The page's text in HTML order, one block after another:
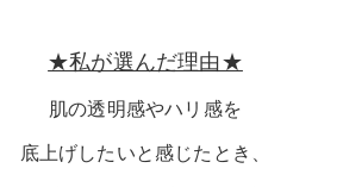
★私が選んだ理由★
肌の透明感やハリ感を
底上げしたいと感じたとき、